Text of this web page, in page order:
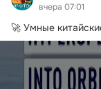
вчера 07:01
🚀 Умные